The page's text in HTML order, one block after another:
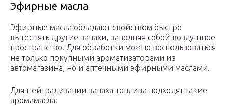
Эфирные масла
Эфирные масла обладают свойством быстро
вытеснять другие запахи, заполняя собой воздушное
пространство. Для обработки можно воспользоваться
не только покупными ароматизаторами из
автомагазина, но и аптечными эфирными маслами.
Для нейтрализации запаха топлива подходят такие
аромамасла: